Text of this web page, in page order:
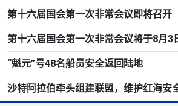
第十六届国会第一次非常会议即将召开
第十六届国会第一次非常会议将于8月3
“魁元”号48名船员安全返回陆地
沙特阿拉伯牵头组建联盟，维护红海安